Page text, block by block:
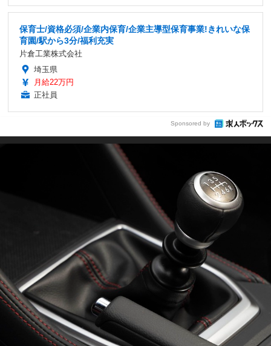
保育士/資格必須/企業内保育/企業主導型保育事業!きれいな保
育園/駅から3分/福利充実
片倉工業株式会社
埼玉県
月給22万円
正社員
Sponsored by